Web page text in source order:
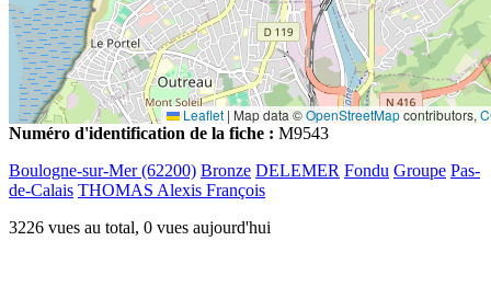
Leaflet | Map data ©OpenStreetMapcontributors,
Numéro d'identification de la fiche : M9543
Boulogne-sur-Mer (62200) Bronze DELEMER Fondu Groupe Pas-
de-Calais THOMAS Alexis François
3226 vues au total, 0 vues aujourd'hui